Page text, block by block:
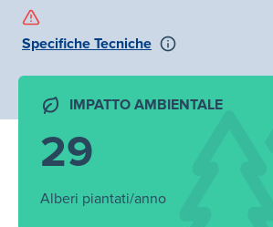
Specifiche Tecniche
IMPATTO AMBIENTALE
29
Alberi piantati/anno